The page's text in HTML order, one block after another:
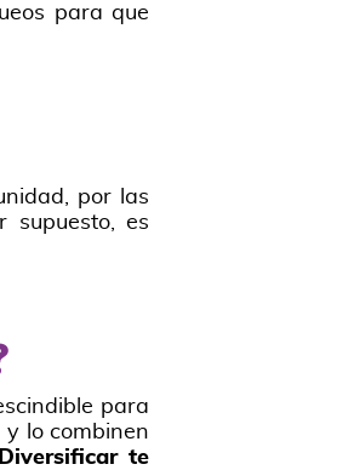
para que
por las
supuesto, es
para
y lo combinen
Diversificar te